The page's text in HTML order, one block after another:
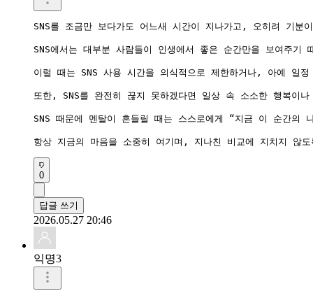
SNS를 조금만 보다가도 어느새 시간이 지나가고, 오히려 기
SNS에서는 대부분 사람들이 인생에서 좋은 순간만을 보여주
이럴 때는 SNS 사용 시간을 의식적으로 제한하거나, 아예 일
또한, SNS를 완전히 끊지 못하겠다면 일상 속 소소한 행복이
SNS 때문에 멘탈이 흔들릴 때는 스스로에게 “지금 이 순간의
항상 지금의 마음을 소중히 여기며, 지나친 비교에 지치지 않
0
답글 쓰기
2026.05.27 20:46
익명3